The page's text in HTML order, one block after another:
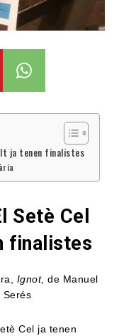
ja tenen finalistes
Setè Cel
finalistes
Ignot, de Manuel
Serés
Cel ja tenen